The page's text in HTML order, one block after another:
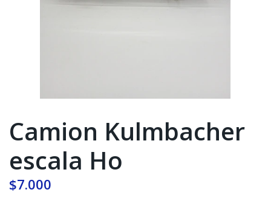
Camion Kulmbacher
escala Ho
$7.000